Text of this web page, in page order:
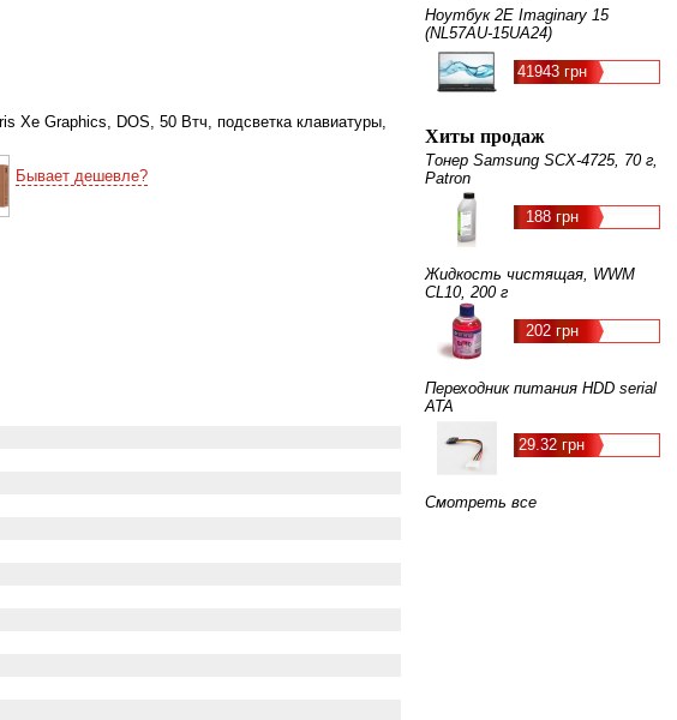
Xe Graphics, DOS, 50 Втч, подсветка клавиатуры,
Бывает дешевле?
Ноутбук 2E Imaginary 15
(NL57AU-15UA24)
41943 грн
Хиты продаж
Тонер Samsung SCX-4725, 70 г,
Patron
188 грн
Жидкость чистящая, WWM
CL10, 200 г
202 грн
Переходник питания HDD serial
ATA
29.32 грн
Смотреть все